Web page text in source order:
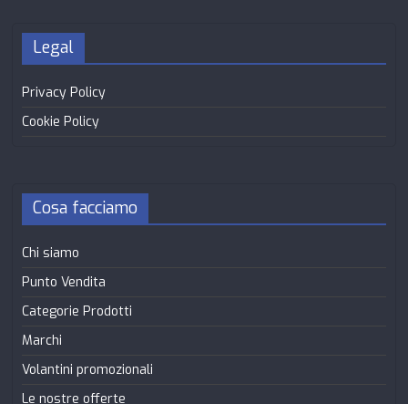
Legal
Privacy Policy
Cookie Policy
Cosa facciamo
Chi siamo
Punto Vendita
Categorie Prodotti
Marchi
Volantini promozionali
Le nostre offerte